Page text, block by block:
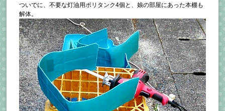
ついでに、不要な灯油用ポリタンク4個と、娘の部屋にあった本棚も
解体。